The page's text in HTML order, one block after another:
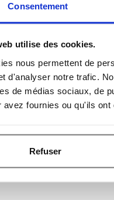
Consentement
utilise des cookies.
nous permettent de
d'analyser notre trafic.
de médias sociaux, de
avez fournies ou qu'ils
Refuser